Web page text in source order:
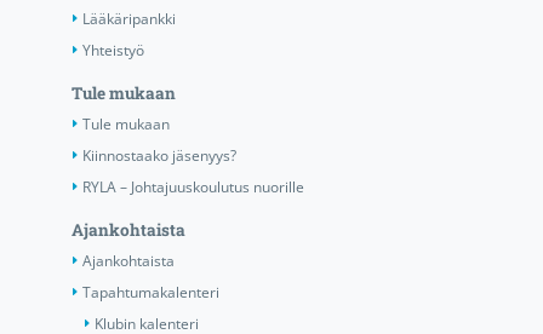
Lääkäripankki
Yhteistyö
Tule mukaan
Tule mukaan
Kiinnostaako jäsenyys?
RYLA – Johtajuuskoulutus nuorille
Ajankohtaista
Ajankohtaista
Tapahtumakalenteri
Klubin kalenteri